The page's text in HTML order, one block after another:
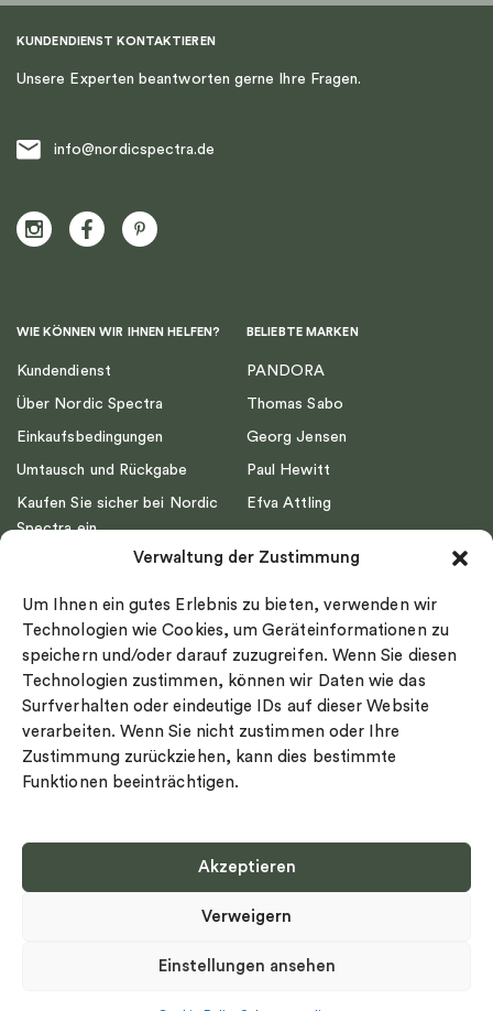
Verwaltung der Zustimmung
Um Ihnen ein gutes Erlebnis zu bieten, verwenden wir
Technologien wie Cookies, um Geräteinformationen zu
speichern und/oder darauf zuzugreifen. Wenn Sie diesen
Technologien zustimmen, können wir Daten wie das
Surfverhalten oder eindeutige IDs auf dieser Website
verarbeiten. Wenn Sie nicht zustimmen oder Ihre
Zustimmung zurückziehen, kann dies bestimmte
Funktionen beeinträchtigen.
Akzeptieren
Verweigern
Einstellungen ansehen
KUNDENDIENST KONTAKTIEREN
Unsere Experten beantworten gerne Ihre Fragen.
info@nordicspectra.de
WIE KÖNNEN WIR IHNEN HELFEN?
Kundendienst
Über Nordic Spectra
Einkaufsbedingungen
Umtausch und Rückgabe
Kaufen Sie sicher bei Nordic
Spectra ein
Impressum
Ringgröße
Widerrufsrecht
Cookie-policy
Sekretesspolicy
BELIEBTE MARKEN
PANDORA
Thomas Sabo
Georg Jensen
Paul Hewitt
Efva Attling
Drakenberg Sjölin
Nordic Spectra
Select country
Datenschutz-Bestimmungen
Urheberrecht 2026 Nordic Spectra Alle Rechte vorbehalten